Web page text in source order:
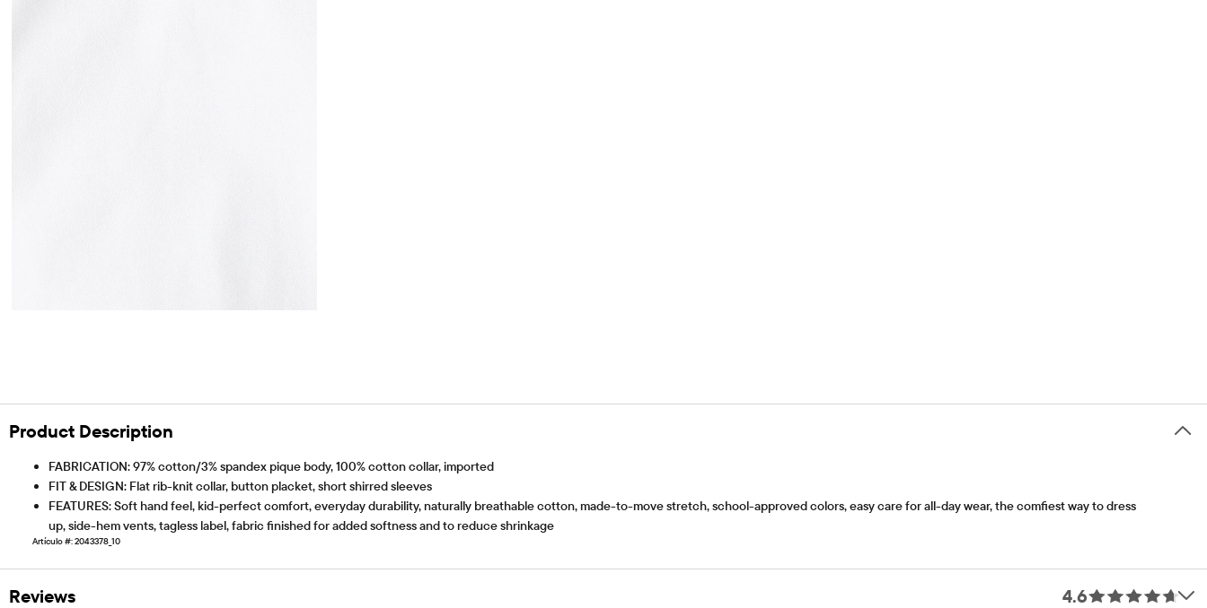
Product Description
FABRICATION: 97% cotton/3% spandex pique body, 100% cotton collar, imported
FIT & DESIGN: Flat rib-knit collar, button placket, short shirred sleeves
FEATURES: Soft hand feel, kid-perfect comfort, everyday durability, naturally breathable cotton, made-to-move stretch, school-approved colors, easy care for all-day wear, the comfiest way to dress
up, side-hem vents, tagless label, fabric finished for added softness and to reduce shrinkage
Artículo #: 2043378_10
Reviews 4.6